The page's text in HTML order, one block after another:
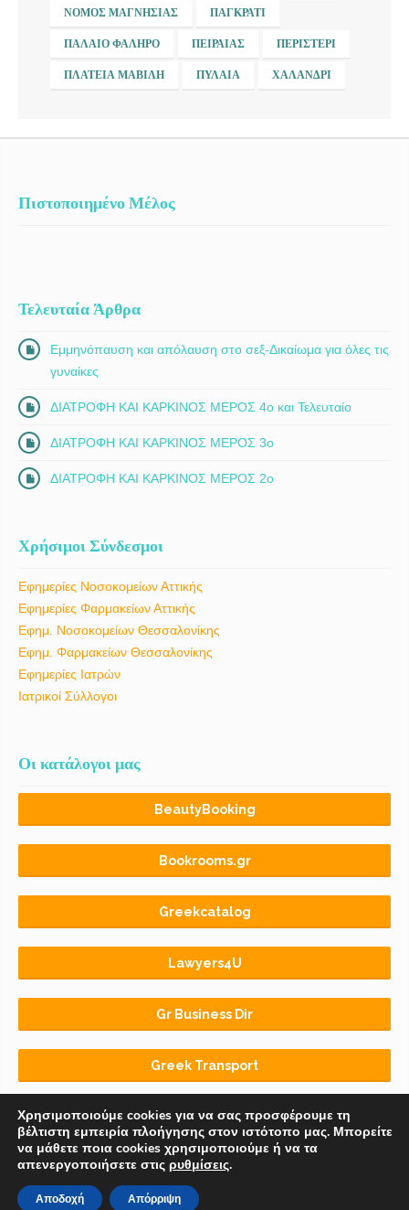
ΝΟΜΌΣ ΜΑΓΝΗΣΊΑΣ ΠΑΓΚΡΆΤΙ
ΠΑΛΑΙΌ ΦΆΛΗΡΟ ΠΕΙΡΑΙΆΣ ΠΕΡΙΣΤΈΡΙ
ΠΛΑΤΕΊΑ ΜΑΒΊΛΗ ΠΥΛΑΊΑ ΧΑΛΆΝΔΡΙ
Πιστοποιημένο Μέλος
Τελευταία Άρθρα
Εμμηνόπαυση και απόλαυση στο σεξ-Δικαίωμα για όλες τις
γυναίκες
ΔΙΑΤΡΟΦΗ ΚΑΙ ΚΑΡΚΙΝΟΣ ΜΕΡΟΣ 4ο και Τελευταίο
ΔΙΑΤΡΟΦΗ ΚΑΙ ΚΑΡΚΙΝΟΣ ΜΕΡΟΣ 3ο
ΔΙΑΤΡΟΦΗ ΚΑΙ ΚΑΡΚΙΝΟΣ ΜΕΡΟΣ 2ο
Χρήσιμοι Σύνδεσμοι
Εφημερίες Νοσοκομείων Αττικής
Εφημερίες Φαρμακείων Αττικής
Εφημ. Νοσοκομείων Θεσσαλονίκης
Εφημ. Φαρμακείων Θεσσαλονίκης
Εφημερίες Ιατρών
Ιατρικοί Σύλλογοι
Οι κατάλογοι μας
BeautyBooking
Bookrooms.gr
Greekcatalog
Lawyers4U
Gr Business Dir
Greek Transport
Αρχική BLOG ΟΡΟΙ ΧΡΗΣΗΣ
© 2018-2026 Copyright byEuro-Telecommerce IKE
Χρησιμοποιούμε cookies για να σας προσφέρουμε τη
βέλτιστη εμπειρία πλοήγησης στον ιστότοπο μας. Μπορείτε
να μάθετε ποια cookies χρησιμοποιούμε ή να τα
απενεργοποιήσετε στις ρυθμίσεις.
Αποδοχή Απόρριψη